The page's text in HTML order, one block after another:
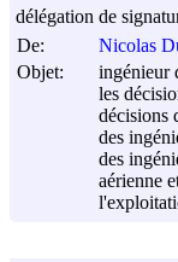
De:
Nicolas
Objet:
ingénieur
les
décisions
des
des
aérienne
délégation de